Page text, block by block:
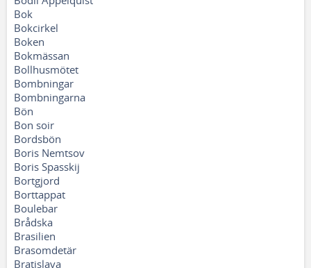
Bok
Bokcirkel
Boken
Bokmässan
Bollhusmötet
Bombningar
Bombningarna
Bön
Bon soir
Bordsbön
Boris Nemtsov
Boris Spasskij
Bortgjord
Borttappat
Boulebar
Brådska
Brasilien
Brasomdetär
Bratislava